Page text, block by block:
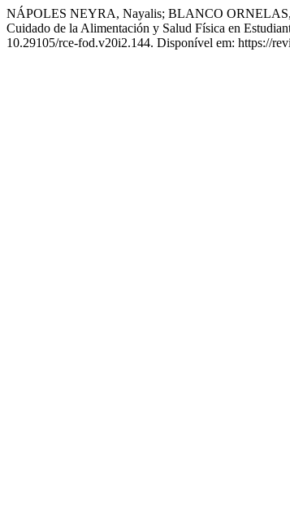
NÁPOLES NEYRA, Nayalis; BLANCO ORNELAS,
Cuidado de la Alimentación y Salud Física en
10.29105/rce-fod.v20i2.144. Disponível em: https://